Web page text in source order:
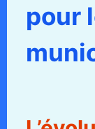
pour